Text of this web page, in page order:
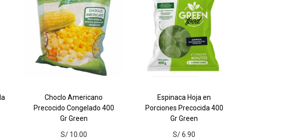
Choclo Americano
Precocido Congelado 400
Gr Green
S/10.00
Espinaca Hoja en
Porciones Precocida 400
Gr Green
S/6.90